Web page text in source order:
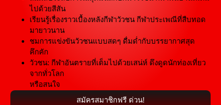
ไปด้วยสีสัน
เรียนรู้เรื่องราวเบื้องหลังกีฬาวัวชน กีฬาประเพณีที่สืบทอด
มายาวนาน
ชมการแข่งขันวัวชนแบบสดๆ ดื่มด่ำกับบรรยากาศสุด
คึกคัก
วัวชน: กีฬาอันตรายที่เต็มไปด้วยเสน่ห์ ดึงดูดนักท่องเที่ยว
จากทั่วโลก
หรือสนใจ
สมัครสมาชิกฟรี ด่วน!